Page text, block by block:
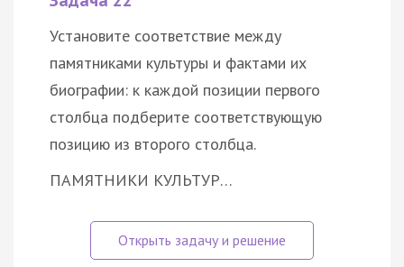
Установите соответствие между
памятниками культуры и фактами их
биографии: к каждой позиции первого
столбца подберите соответствующую
позицию из второго столбца.
ПАМЯТНИКИ КУЛЬТУР…